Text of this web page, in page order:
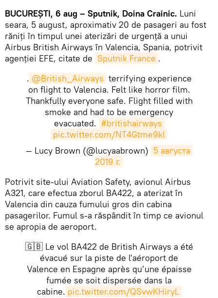
BUCUREŞTI, 6 aug – Sputnik, Doina Crainic. Luni
seara, 5 august, aproximativ 20 de pasageri au fost
răniţi în timpul unei aterizări de urgență a unui
Airbus British Airways în Valencia, Spania, potrivit
agenției EFE, citate de Sputnik France .
. @British_Airways terrifying experience
on flight to Valencia. Felt like horror film.
Thankfully everyone safe. Flight filled with
smoke and had to be emergency
evacuated. #britishairways
pic.twitter.com/NT4Gtme9kl
— Lucy Brown (@lucyaabrown) 5 августа
2019 г.
​Potrivit site-ului Aviation Safety, avionul Airbus
A321, care efectua zborul BA422, a aterizat în
Valencia din cauza fumului gros din cabina
pasagerilor. Fumul s-a răspândit în timp ce avionul
se apropia de aeroport.
🇬🇧 Le vol BA422 de British Airways a été
évacué sur la piste de l'aéroport de
Valence en Espagne après qu’une épaisse
fumée se soit dispersée dans la
cabine. pic.twitter.com/QSvwKHiryL